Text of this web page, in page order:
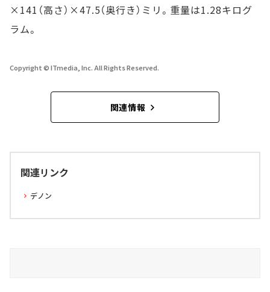
×141（高さ）×47.5（奥行き）ミリ。重量は1.28キログ
ラム。
Copyright © ITmedia, Inc. All Rights Reserved.
関連情報
関連リンク
デノン